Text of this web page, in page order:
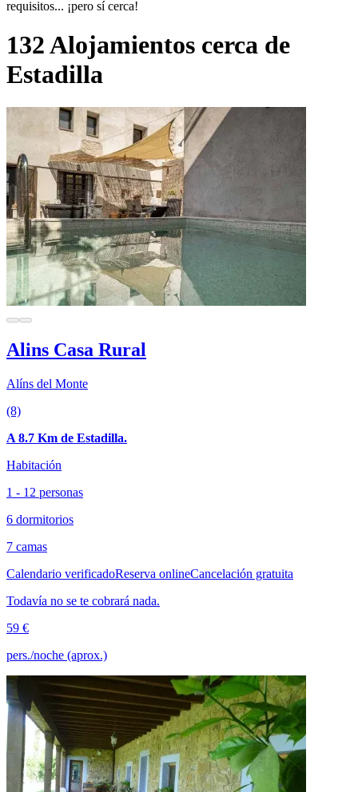
requisitos... ¡pero sí cerca!
132 Alojamientos cerca de
Estadilla
Alins Casa Rural
Alíns del Monte
(8)
A 8.7 Km de Estadilla.
Habitación
1 - 12 personas
6 dormitorios
7 camas
Calendario verificadoReserva onlineCancelación gratuita
Todavía no se te cobrará nada.
59 €
pers./noche (aprox.)